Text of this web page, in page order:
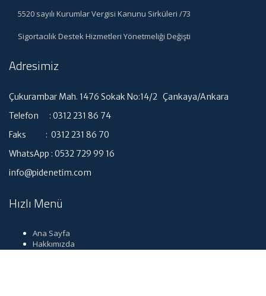
5520 sayılı Kurumlar Vergisi Kanunu Sirküleri /73
Sigortacılık Destek Hizmetleri Yönetmeliği Değişti
Adresimiz
Çukurambar Mah. 1476 Sokak No:14/2 Çankaya/Ankara
Telefon : 0312 231 86 74
Faks : 0312 231 86 70
WhatsApp : 0532 729 99 16
info@pidenetim.com
Hızlı Menü
Ana Sayfa
Hakkımızda